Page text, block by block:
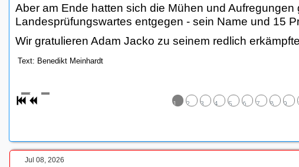
Aber am Ende hatten sich die Mühen und
Landesprüfungswartes entgegen - sein Name und 15
Wir gratulieren Adam Jacko zu seinem redlich
Text: Benedikt Meinhardt
1 2 3 4 5 6 7 8 9
Jul 08, 2026